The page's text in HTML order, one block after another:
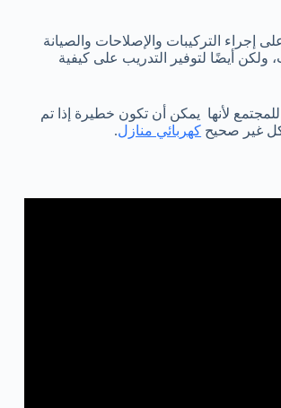
إجراء التركيبات والإصلاحات والصيانة
ولكن أيضًا لتوفير التدريب على كيفية
لأنها يمكن أن تكون خطيرة إذا تم
غير صحيح كهربائي منازل.